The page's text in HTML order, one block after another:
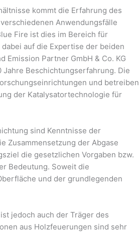
kommt die Erfahrung des
Anwendungsfälle
Fire ist dies im Bereich für
auf die Expertise der beiden
Emission Partner GmbH & Co. KG
Beschichtungserfahrung. Die
und betreiben
der Katalysatortechnologie für
sind Kenntnisse der
Zusammensetzung der Abgase
die gesetzlichen Vorgaben bzw.
Bedeutung. Soweit die
und der grundlegenden
jedoch auch der Träger des
aus Holzfeuerungen sind sehr